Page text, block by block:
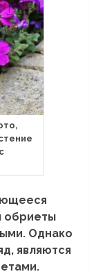
обриеты
Однако
являются